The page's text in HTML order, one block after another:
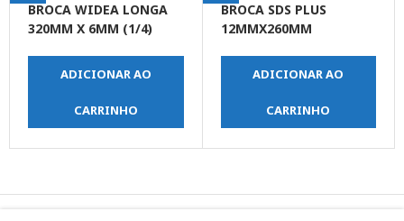
BROCA WIDEA LONGA
320MM X 6MM (1/4)
ADICIONAR AO
CARRINHO
BROCA SDS PLUS
12MMX260MM
ADICIONAR AO
CARRINHO